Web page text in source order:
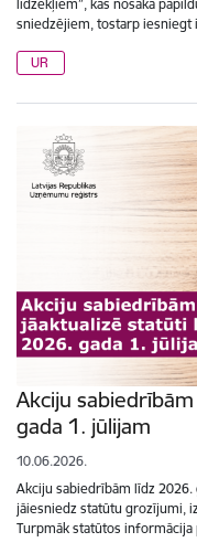
līdzekļiem”, kas nosaka
sniedzējiem, tostarp
UR
Akciju
gada 1. jūlijam
10.06.2026.
Akciju sabiedrībām līdz
jāiesniedz statūtu grozījumi,
Turpmāk statūtos